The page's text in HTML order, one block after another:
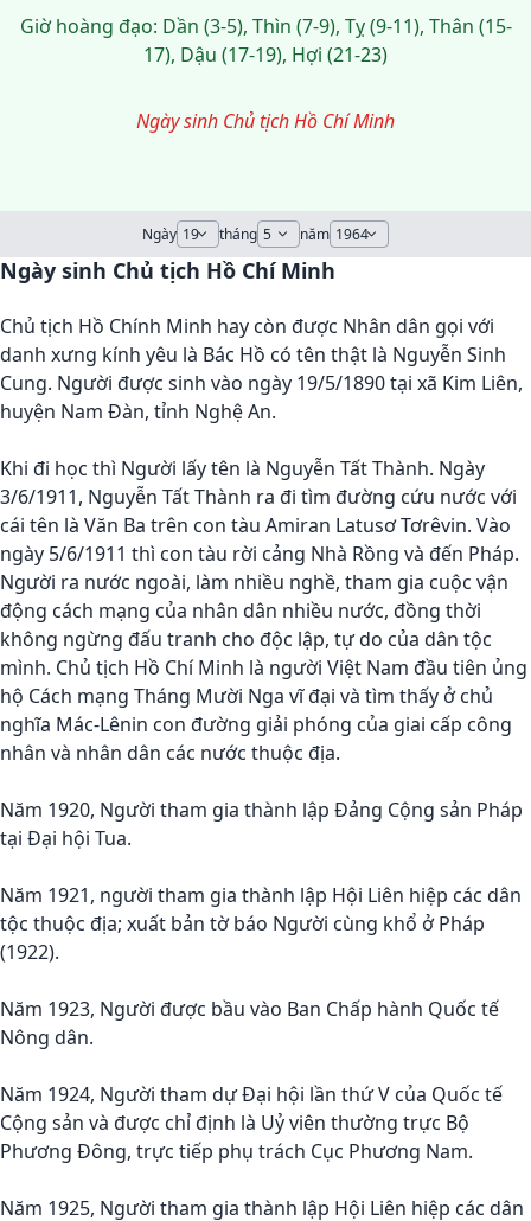
Giờ hoàng đạo: Dần (3-5), Thìn (7-9), Tỵ (9-11), Thân (15-
17), Dậu (17-19), Hợi (21-23)
Ngày sinh Chủ tịch Hồ Chí Minh
Ngày tháng năm
Ngày sinh Chủ tịch Hồ Chí Minh
Chủ tịch Hồ Chính Minh hay còn được Nhân dân gọi với
danh xưng kính yêu là Bác Hồ có tên thật là Nguyễn Sinh
Cung. Người được sinh vào ngày 19/5/1890 tại xã Kim Liên,
huyện Nam Đàn, tỉnh Nghệ An.
Khi đi học thì Người lấy tên là Nguyễn Tất Thành. Ngày
3/6/1911, Nguyễn Tất Thành ra đi tìm đường cứu nước với
cái tên là Văn Ba trên con tàu Amiran Latusơ Tơrêvin. Vào
ngày 5/6/1911 thì con tàu rời cảng Nhà Rồng và đến Pháp.
Người ra nước ngoài, làm nhiều nghề, tham gia cuộc vận
động cách mạng của nhân dân nhiều nước, đồng thời
không ngừng đấu tranh cho độc lập, tự do của dân tộc
mình. Chủ tịch Hồ Chí Minh là người Việt Nam đầu tiên ủng
hộ Cách mạng Tháng Mười Nga vĩ đại và tìm thấy ở chủ
nghĩa Mác-Lênin con đường giải phóng của giai cấp công
nhân và nhân dân các nước thuộc địa.
Năm 1920, Người tham gia thành lập Đảng Cộng sản Pháp
tại Đại hội Tua.
Năm 1921, người tham gia thành lập Hội Liên hiệp các dân
tộc thuộc địa; xuất bản tờ báo Người cùng khổ ở Pháp
(1922).
Năm 1923, Người được bầu vào Ban Chấp hành Quốc tế
Nông dân.
Năm 1924, Người tham dự Đại hội lần thứ V của Quốc tế
Cộng sản và được chỉ định là Uỷ viên thường trực Bộ
Phương Đông, trực tiếp phụ trách Cục Phương Nam.
Năm 1925, Người tham gia thành lập Hội Liên hiệp các dân